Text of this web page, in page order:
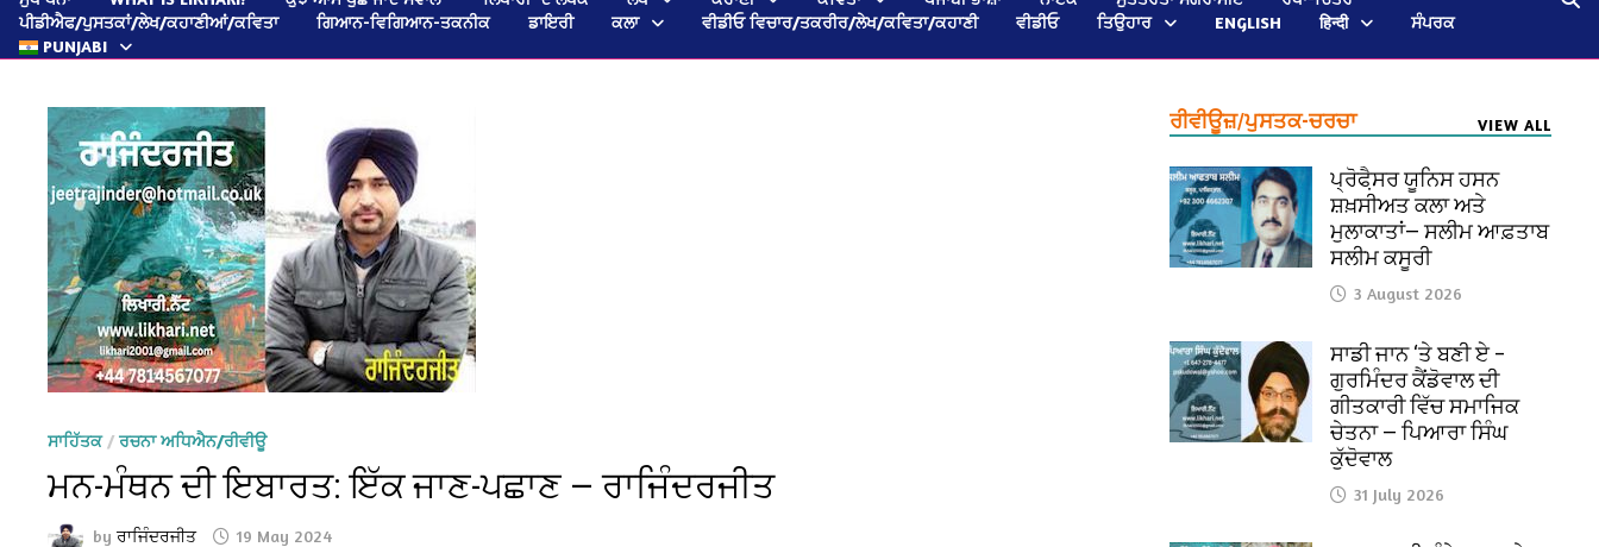
ਪੀਡੀਐਫ/ਪੁਸਤਕਾਂ/ਲੇਖ/ਕਹਾਣੀਆਂ/ਕਵਿਤਾ
ਗਿਆਨ-ਵਿਗਿਆਨ-ਤਕਨੀਕ ਡਾਇਰੀ ਕਲਾ ਵੀਡੀਓ ਵਿਚਾਰ/ਤਕਰੀਰ/ਲੇਖ/ਕਵਿਤਾ/ਕਹਾਣੀ ਵੀਡੀਓ ਤਿਉਹਾਰ ENGLISH हिन्दी
ਸੰਪਰਕ
PUNJABI
ਸਾਹਿੱਤਕ/ਰਚਨਾ ਅਧਿਐਨ/ਰੀਵੀਊ
ਮਨ-ਮੰਥਨ ਦੀ ਇਬਾਰਤ: ਇੱਕ ਜਾਣ-ਪਛਾਣ — ਰਾਜਿੰਦਰਜੀਤ
byਰਾਜਿੰਦਰਜੀਤ 19 May 2024
ਰੀਵੀਊਜ਼/ਪੁਸਤਕ-ਚਰਚਾ VIEW ALL
ਪ੍ਰੋਫੈ਼ਸਰ ਯੂਨਿਸ ਹਸਨ
ਸ਼ਖ਼ਸੀਅਤ ਕਲਾ ਅਤੇ
ਮੁਲਾਕਾਤਾਂ— ਸਲੀਮ ਆਫ਼ਤਾਬ
ਸਲੀਮ ਕਸੂਰੀ
3 August 2026
ਸਾਡੀ ਜਾਨ ‘ਤੇ ਬਣੀ ਏ –
ਗੁਰਮਿੰਦਰ ਕੈਂਡੋਵਾਲ ਦੀ
ਗੀਤਕਾਰੀ ਵਿੱਚ ਸਮਾਜਿਕ
ਚੇਤਨਾ — ਪਿਆਰਾ ਸਿੰਘ
ਕੁੱਦੋਵਾਲ
31 July 2026